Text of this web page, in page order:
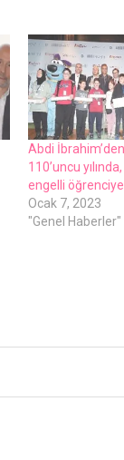
Abdi
110’uncu
engelli öğrenciye
Ocak 7, 2023
"Genel Haberler"